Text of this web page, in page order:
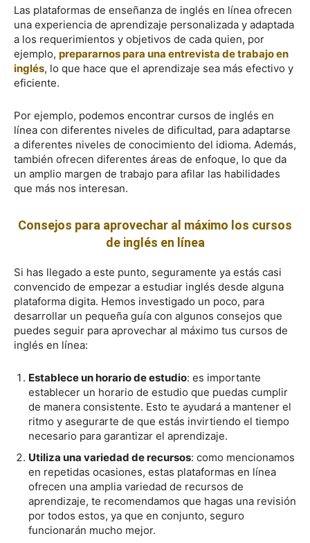
Las plataformas de enseñanza de inglés en línea ofrecen
una experiencia de aprendizaje personalizada y adaptada
a los requerimientos y objetivos de cada quien, por
ejemplo, prepararnos para una entrevista de trabajo en
inglés, lo que hace que el aprendizaje sea más efectivo y
eficiente.
Por ejemplo, podemos encontrar cursos de inglés en
línea con diferentes niveles de dificultad, para adaptarse
a diferentes niveles de conocimiento del idioma. Además,
también ofrecen diferentes áreas de enfoque, lo que da
un amplio margen de trabajo para afilar las habilidades
que más nos interesan.
Consejos para aprovechar al máximo los cursos
de inglés en línea
Si has llegado a este punto, seguramente ya estás casi
convencido de empezar a estudiar inglés desde alguna
plataforma digita. Hemos investigado un poco, para
desarrollar un pequeña guía con algunos consejos que
puedes seguir para aprovechar al máximo tus cursos de
inglés en línea:
Establece un horario de estudio: es importante
establecer un horario de estudio que puedas cumplir
de manera consistente. Esto te ayudará a mantener el
ritmo y asegurarte de que estás invirtiendo el tiempo
necesario para garantizar el aprendizaje.
Utiliza una variedad de recursos: como mencionamos
en repetidas ocasiones, estas plataformas en línea
ofrecen una amplia variedad de recursos de
aprendizaje, te recomendamos que hagas una revisión
por todos estos, ya que en conjunto, seguro
funcionarán mucho mejor.